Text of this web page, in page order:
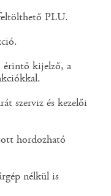
PLU.
érintő kijelző, a
szerviz és kezelői
hordozható
nélkül is